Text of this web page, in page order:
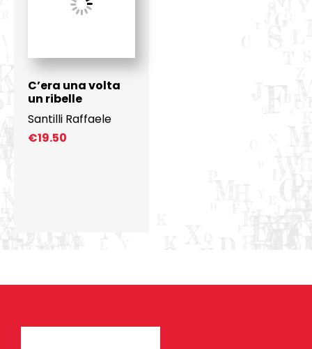
C’era una volta
un ribelle
Santilli Raffaele
€19.50